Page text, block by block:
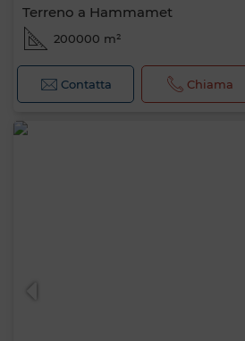
Terreno a Hammamet
200000 m²
Contatta Chiama